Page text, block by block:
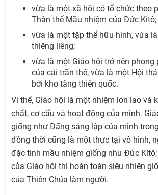
vừa là một xã hội có tổ chức theo
Thân thể Mầu nhiệm của Đức Kitô;
vừa là một tập thể hữu hình, vừa
thiêng liêng;
vừa là một Giáo hội trở nên phong
của cải trần thế, vừa là một Hội
bởi kho tàng thiên quốc.
Vì thế, Giáo hội là một nhiệm lớn lao và
chất, cơ cấu và hoạt động của mình.
giống như Đấng sáng lập của mình
đồng thời cũng là một thực tại vô hình,
đặc tính mầu nhiệm giống như Đức
của Giáo hội thì hoàn toàn siêu nhiên
của Thiên Chúa làm người.